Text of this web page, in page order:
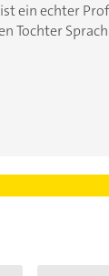
ein echter
Tochter